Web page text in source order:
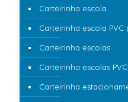
Carteirinha escola
Carteirinha escola PVC
Carteirinha escolas
Carteirinha escolas
Carteirinha